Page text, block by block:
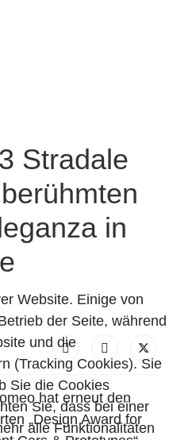
Stradale
in
hat erneut den
„Design Award for
Website. Einige von
der Seite, während
und die
(Tracking Cookies). Sie
Sie die Cookies
Sie, dass bei einer
alle Funktionalitäten